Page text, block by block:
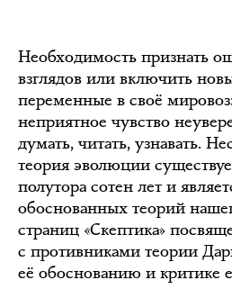
Необходимость признать
взглядов или включить
переменные в своё
неприятное чувство
думать, читать, узнавать.
теория эволюции
полутора сотен лет и
обоснованных теорий
страниц «Скептика»
с противниками теории
её обоснованию и критике